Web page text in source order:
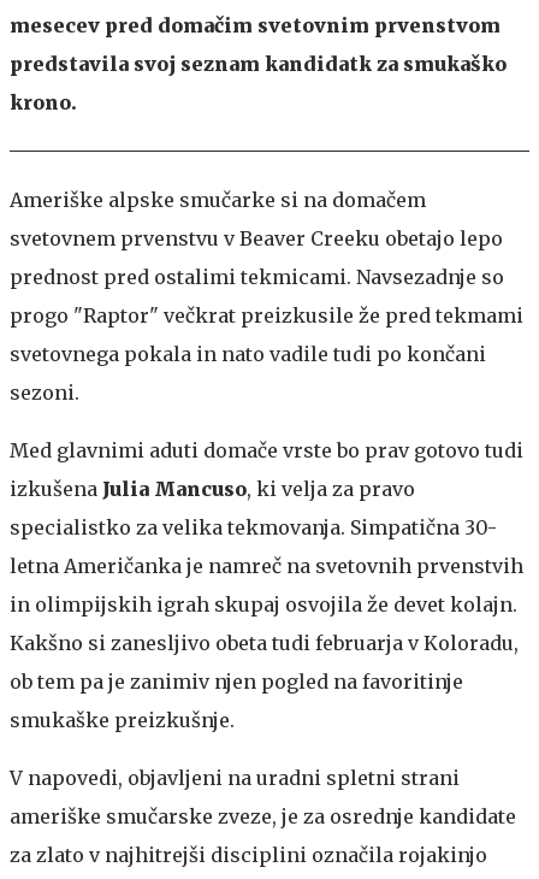
mesecev pred domačim svetovnim prvenstvom
predstavila svoj seznam kandidatk za smukaško
krono.
Ameriške alpske smučarke si na domačem
svetovnem prvenstvu v Beaver Creeku obetajo lepo
prednost pred ostalimi tekmicami. Navsezadnje so
progo "Raptor" večkrat preizkusile že pred tekmami
svetovnega pokala in nato vadile tudi po končani
sezoni.
Med glavnimi aduti domače vrste bo prav gotovo tudi
izkušena Julia Mancuso, ki velja za pravo
specialistko za velika tekmovanja. Simpatična 30-
letna Američanka je namreč na svetovnih prvenstvih
in olimpijskih igrah skupaj osvojila že devet kolajn.
Kakšno si zanesljivo obeta tudi februarja v Koloradu,
ob tem pa je zanimiv njen pogled na favoritinje
smukaške preizkušnje.
V napovedi, objavljeni na uradni spletni strani
ameriške smučarske zveze, je za osrednje kandidate
za zlato v najhitrejši disciplini označila rojakinjo